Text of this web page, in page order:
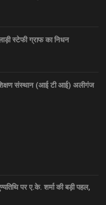
स्टेफी ग्राफ का निधन
संस्थान (आई टी आई) अलीगंज
पर ए.के. शर्मा की बड़ी पहल,